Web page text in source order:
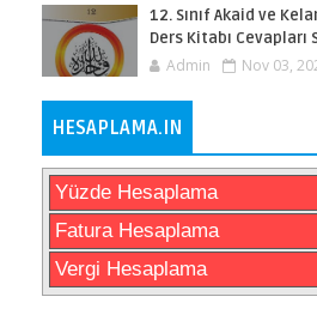
12. Sınıf Akaid ve
Ders Kitabı Cevapları
Admin Nov 03,
HESAPLAMA.IN
Yüzde Hesaplama
Fatura Hesaplama
Vergi Hesaplama